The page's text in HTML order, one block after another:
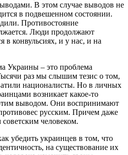
В этом случае выводов не
в подвешенном состоянии.
Противостояние
Люди продолжают
в конвульсиях, и у нас, и на
Украины – это проблема
раз мы слышим тезис о том,
националисты. Но в личных
возникает какое-то
этим выводом. Они воспринимают
русским. Причем даже
человеком.
убедить украинцев в том, что
на существование их